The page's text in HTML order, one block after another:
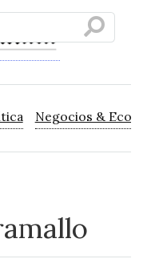
Negocios &